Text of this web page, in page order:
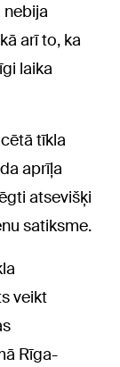
arī to, ka
laika
tīkla
aprīļa
atsevišķi
satiksme.
veikt
Rīga-